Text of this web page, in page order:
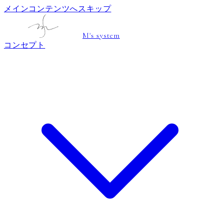
メインコンテンツへスキップ
M's system
コンセプト